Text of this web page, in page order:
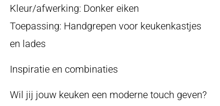
Kleur/afwerking: Donker eiken
Toepassing: Handgrepen voor keukenkastjes
en lades
Inspiratie en combinaties
Wil jij jouw keuken een moderne touch geven?